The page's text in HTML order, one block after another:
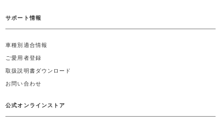
サポート情報
車種別適合情報
ご愛用者登録
取扱説明書ダウンロード
お問い合わせ
公式オンラインストア